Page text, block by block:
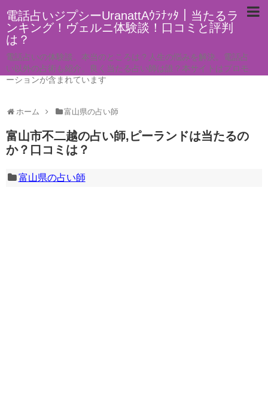
電話占いジプシーUranattAｳﾗﾅｯﾀ｜当たるラ
ンキング！ヴェルニ体験談！口コミと評判
は？
電話占いの体験談。本当のところは？人生の悩みを解決。電話占
い以外の占術も紹介。良く当たる占い師は誰？本サイトはプロモ
ーションが含まれています
ホーム 富山県の占い師
富山市不二越の占い師,ピーランドは当たるの
か？口コミは？
富山県の占い師